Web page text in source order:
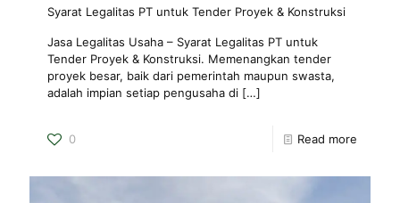
Syarat Legalitas PT untuk Tender Proyek & Konstruksi
Jasa Legalitas Usaha – Syarat Legalitas PT untuk
Tender Proyek & Konstruksi. Memenangkan tender
proyek besar, baik dari pemerintah maupun swasta,
adalah impian setiap pengusaha di […]
0 Read more